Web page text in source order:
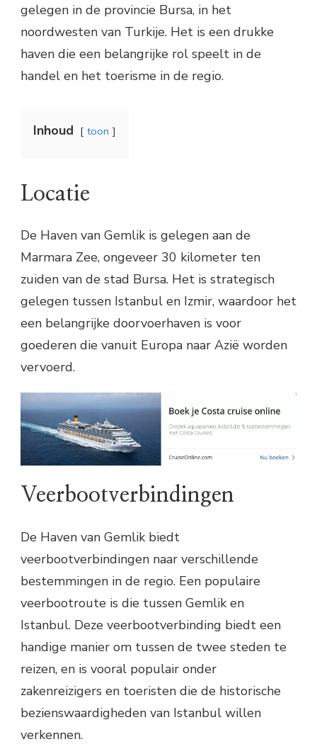
gelegen in de provincie Bursa, in het
noordwesten van Turkije. Het is een drukke
haven die een belangrijke rol speelt in de
handel en het toerisme in de regio.
Inhoud toon
Locatie
De Haven van Gemlik is gelegen aan de
Marmara Zee, ongeveer 30 kilometer ten
zuiden van de stad Bursa. Het is strategisch
gelegen tussen Istanbul en Izmir, waardoor het
een belangrijke doorvoerhaven is voor
goederen die vanuit Europa naar Azië worden
vervoerd.
Veerbootverbindingen
De Haven van Gemlik biedt
veerbootverbindingen naar verschillende
bestemmingen in de regio. Een populaire
veerbootroute is die tussen Gemlik en
Istanbul. Deze veerbootverbinding biedt een
handige manier om tussen de twee steden te
reizen, en is vooral populair onder
zakenreizigers en toeristen die de historische
bezienswaardigheden van Istanbul willen
verkennen.